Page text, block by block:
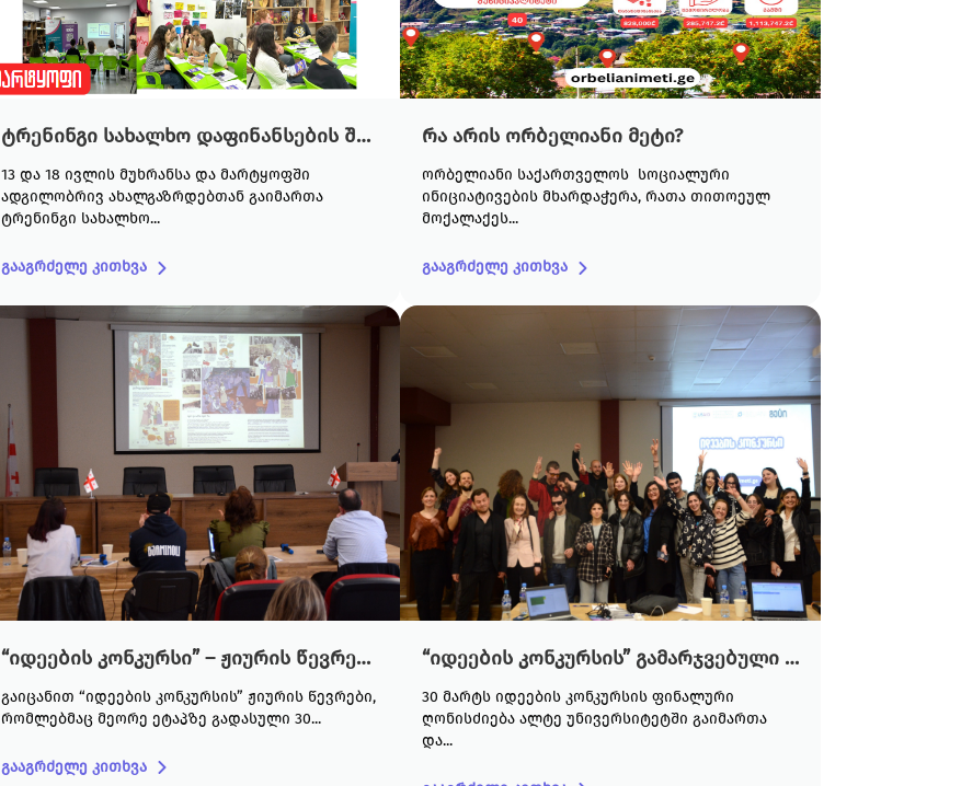
ტრენინგი სახალხო დაფინანსების შესახებ მარტყოფსა და მუხრანში
13 და 18 ივლის მუხრანსა და მარტყოფში
ადგილობრივ ახალგაზრდებთან გაიმართა
ტრენინგი სახალხო...
გააგრძელე კითხვა
რა არის ორბელიანი მეტი?
ორბელიანი საქართველოს სოციალური
ინიციატივების მხარდაჭერა, რათა თითოეულ
მოქალაქეს...
გააგრძელე კითხვა
“იდეების კონკურსი” – ჟიურის წევრები
გაიცანით “იდეების კონკურსის” ჟიურის წევრები,
რომლებმაც მეორე ეტაპზე გადასული 30...
გააგრძელე კითხვა
“იდეების კონკურსის” გამარჯვებული ინიციატივები გამოვლინდა!
30 მარტს იდეების კონკურსის ფინალური
ღონისძიება ალტე უნივერსიტეტში გაიმართა
და...